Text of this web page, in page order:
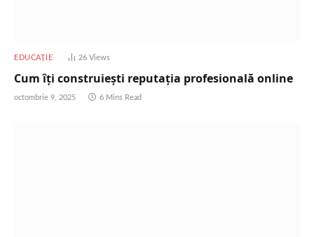
EDUCAȚIE 26Views
Cum îți construiești reputația profesională online
octombrie 9, 2025 6 Mins Read